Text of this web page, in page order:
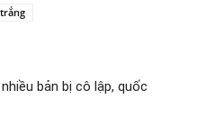
bản bị cô lập, quốc